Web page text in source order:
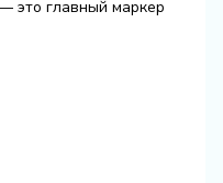
это главный маркер